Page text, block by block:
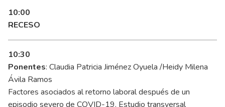
10:00
RECESO
10:30
Ponentes: Claudia Patricia Jiménez Oyuela /Heidy Milena
Ávila Ramos
Factores asociados al retorno laboral después de un
episodio severo de COVID-19. Estudio transversal